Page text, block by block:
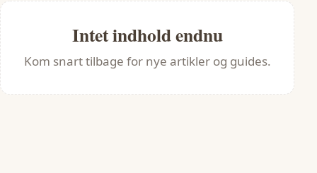
Intet indhold endnu
Kom snart tilbage for nye artikler og guides.